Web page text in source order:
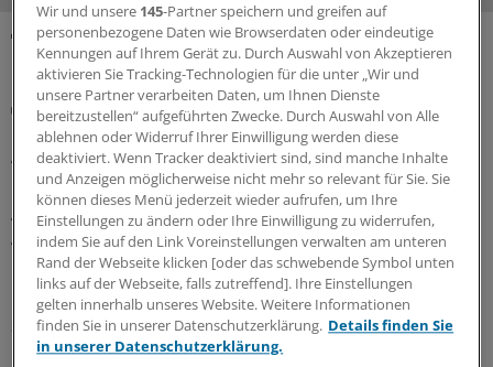
MEHR ZUM THEMA
Gesundheitsbezogene Testlogos
Bundesgerichtshof zu Focus-Ärztesiegeln: Für
Ärzterankings gelten strenge Maßstäbe
Der Bundesgerichtshof verschärft Anforderungen an
Ärztesiegel: Focus-Auszeichnungen müssten
Aussagekraft und Grenzen des Rankings klar erkennen
lassen. Das OLG muss nun erneut prüfen, ob
Irreführung vorliegt.
30.07.2026
Wir und unsere 145-Partner speichern und greifen auf
personenbezogene Daten wie Browserdaten oder eindeutige
Kennungen auf Ihrem Gerät zu. Durch Auswahl von Akzeptieren
aktivieren Sie Tracking-Technologien für die unter „Wir und
unsere Partner verarbeiten Daten, um Ihnen Dienste
bereitzustellen“ aufgeführten Zwecke. Durch Auswahl von Alle
ablehnen oder Widerruf Ihrer Einwilligung werden diese
deaktiviert. Wenn Tracker deaktiviert sind, sind manche Inhalte
und Anzeigen möglicherweise nicht mehr so relevant für Sie. Sie
können dieses Menü jederzeit wieder aufrufen, um Ihre
Einstellungen zu ändern oder Ihre Einwilligung zu widerrufen,
indem Sie auf den Link Voreinstellungen verwalten am unteren
Rand der Webseite klicken [oder das schwebende Symbol unten
links auf der Webseite, falls zutreffend]. Ihre Einstellungen
gelten innerhalb unseres Website. Weitere Informationen
finden Sie in unserer Datenschutzerklärung. Details finden Sie
in unserer Datenschutzerklärung.